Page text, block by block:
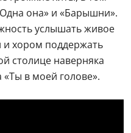
она» и «Барышни».
услышать живое
хором поддержать
столице наверняка
«Ты в моей голове».